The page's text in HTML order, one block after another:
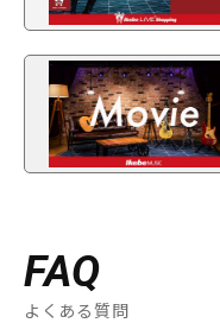
FAQ
よくある質問